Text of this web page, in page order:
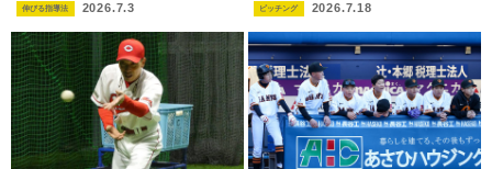
伸びる指導法 2026.7.3 ピッチング 2026.7.18